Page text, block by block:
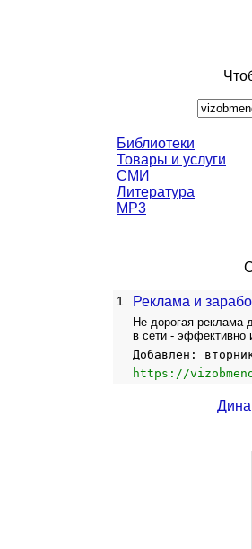
Библиотеки
Товары и услуги
СМИ
Литература
MP3
1. Реклама и
Не дорогая реклама
в сети - эффективно
Добавлен:
https://